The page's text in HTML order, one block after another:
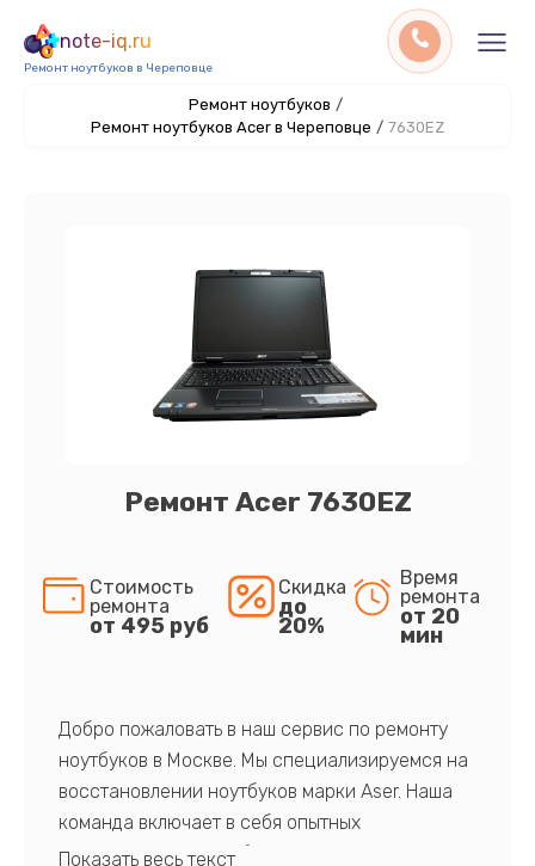
note-iq.ru
Ремонт ноутбуков в Череповце
Ремонт ноутбуков /
Ремонт ноутбуков Acer в Череповце / 7630EZ
Ремонт Acer 7630EZ
Стоимость
ремонта
от 495 руб
Скидка
до
20%
Время
ремонта
от 20
мин
Добро пожаловать в наш сервис по ремонту
ноутбуков в Москве. Мы специализируемся на
восстановлении ноутбуков марки Aser. Наша
команда включает в себя опытных
профессионалов с обширными знаниями и